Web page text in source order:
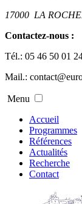
17000 LA
Contactez-nous :
Tél.: 05 46 50 01
Mail.:
Menu
Accueil
Programmes
Références
Actualités
Recherche
Contact